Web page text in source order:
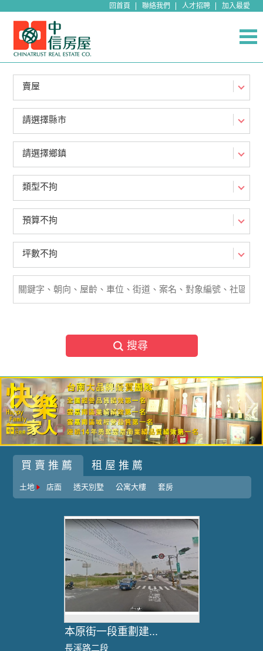
回首頁 聯絡我們 人才招聘 加入最愛
賣屋
請選擇縣市
請選擇鄉鎮
類型不拘
預算不拘
坪數不拘
搜尋
買賣推薦 租屋推薦
土地 店面 透天別墅 公寓大樓 套房
本原街一段重劃建...
長溪路二段